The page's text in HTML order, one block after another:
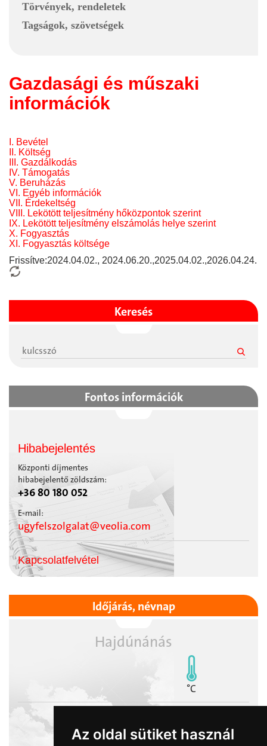
Az oldal sütiket használ
Törvények, rendeletek
Tagságok, szövetségek
Gazdasági és műszaki
információk
I. Bevétel
II. Költség
III. Gazdálkodás
IV. Támogatás
V. Beruházás
VI. Egyéb információk
VII. Érdekeltség
VIII. Lekötött teljesítmény hőközpontok szerint
IX. Lekötött teljesítmény elszámolás helye szerint
X. Fogyasztás
XI. Fogyasztás költsége
Frissítve:2024.04.02., 2024.06.20.,2025.04.02.,2026.04.24.
Keresés
Fontos információk
Hibabejelentés
Központi díjmentes
hibabejelentő zöldszám:
+36 80 180 052
E-mail:
ugyfelszolgalat@veolia.com
Kapcsolatfelvétel
Időjárás, névnap
Hajdúnánás
°C